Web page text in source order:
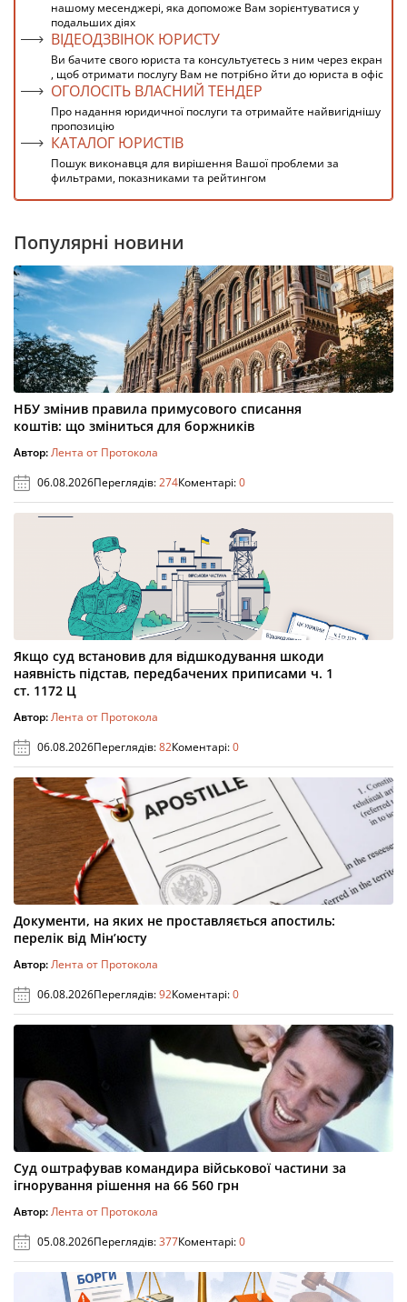
нашому месенджері, яка допоможе Вам зорієнтуватися у
подальших діях
ВІДЕОДЗВІНОК ЮРИСТУ
Ви бачите свого юриста та консультуєтесь з ним через екран
, щоб отримати послугу Вам не потрібно йти до юриста в офіс
ОГОЛОСІТЬ ВЛАСНИЙ ТЕНДЕР
Про надання юридичної послуги та отримайте найвигіднішу
пропозицію
КАТАЛОГ ЮРИСТІВ
Пошук виконавця для вирішення Вашої проблеми за
фильтрами, показниками та рейтингом
Популярні новини
НБУ змінив правила примусового списання
коштів: що зміниться для боржників
Автор:Лента от Протокола
06.08.2026Переглядів:274Коментарі:0
Якщо суд встановив для відшкодування шкоди
наявність підстав, передбачених приписами ч. 1
ст. 1172 Ц
Автор:Лента от Протокола
06.08.2026Переглядів:82Коментарі:0
Документи, на яких не проставляється апостиль:
перелік від Мін’юсту
Автор:Лента от Протокола
06.08.2026Переглядів:92Коментарі:0
Суд оштрафував командира військової частини за
ігнорування рішення на 66 560 грн
Автор:Лента от Протокола
05.08.2026Переглядів:377Коментарі:0